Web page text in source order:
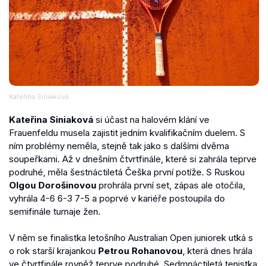
Kateřina Siniaková
Kateřina Siniaková si účast na halovém klání ve
Frauenfeldu musela zajistit jedním kvalifikačním duelem. S
ním problémy neměla, stejně tak jako s dalšími dvěma
soupeřkami. Až v dnešním čtvrtfinále, které si zahrála teprve
podruhé, měla šestnáctiletá Češka první potíže. S Ruskou
Olgou Dorošinovou prohrála první set, zápas ale otočila,
vyhrála 4-6 6-3 7-5 a poprvé v kariéře postoupila do
semifinále turnaje žen.
V něm se finalistka letošního Australian Open juniorek utká s
o rok starší krajankou Petrou Rohanovou, která dnes hrála